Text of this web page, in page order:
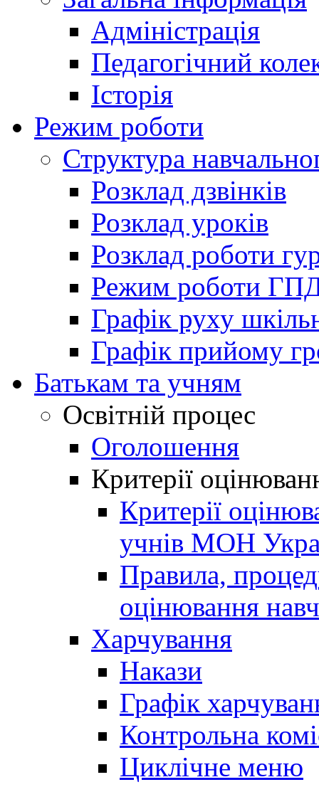
Адміністрація
Педагогічний
Історія
Режим роботи
Структура
Розклад дзвінків
Розклад уроків
Розклад роботи
Режим роботи
Графік руху
Графік прийому
Батькам та учням
Освітній процес
Оголошення
Критерії
Критерії
учнів МОН
Правила,
оцінювання
Харчування
Накази
Графік
Контрольна
Циклічне меню